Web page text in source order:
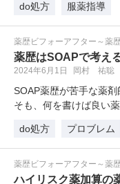
do処方
服薬指導
薬歴ビフォーアフター～薬
薬歴はSOAPで考え
2024年6月1日 岡村 祐聡
SOAP薬歴が苦手な薬
そも、何を書けば良い
do処方
プロブレム
薬歴ビフォーアフター～薬
ハイリスク薬加算の